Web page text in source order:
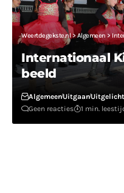
Weertdegekste.nl>Algemeen>
Internationaal
beeld
AlgemeenUitgaanUitgelicht
Geen reacties
1 min.